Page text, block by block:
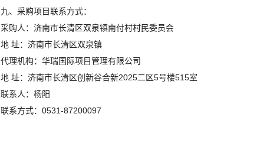
九、采购项目联系方式：
采购人：济南市长清区双泉镇南付村村民委员会
地 址：济南市长清区双泉镇
代理机构：华瑞国际项目管理有限公司
地 址：济南市长清区创新谷合新2025二区5号楼515室
联系人：杨阳
联系方式：0531-87200097